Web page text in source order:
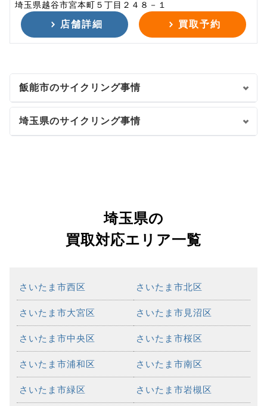
埼玉県越谷市宮本町５丁目２４８－１
店舗詳細 買取予約
飯能市のサイクリング事情
埼玉県のサイクリング事情
埼玉県の
買取対応エリア一覧
さいたま市西区 さいたま市北区
さいたま市大宮区 さいたま市見沼区
さいたま市中央区 さいたま市桜区
さいたま市浦和区 さいたま市南区
さいたま市緑区 さいたま市岩槻区